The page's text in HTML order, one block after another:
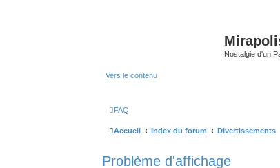
Nostalgie d'un
Vers le contenu
FAQ
Accueil Index du forum Divertissements
Problème d'affichage